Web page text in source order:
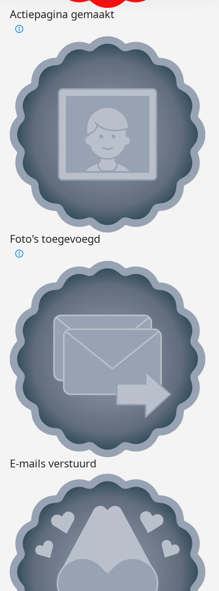
Actiepagina gemaakt
Foto's toegevoegd
E-mails verstuurd